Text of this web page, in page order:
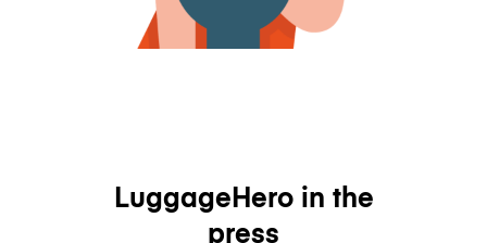
LuggageHero in the
press